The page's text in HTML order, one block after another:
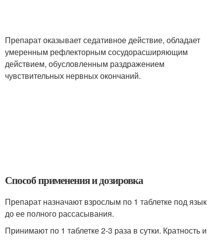
Препарат оказывает седативное действие, обладает
умеренным рефлекторным сосудорасширяющим
действием, обусловленным раздражением
чувствительных нервных окончаний.
Способ применения и дозировка
Препарат назначают взрослым по 1 таблетке под язык
до ее полного рассасывания.
Принимают по 1 таблетке 2-3 раза в сутки. Кратность и